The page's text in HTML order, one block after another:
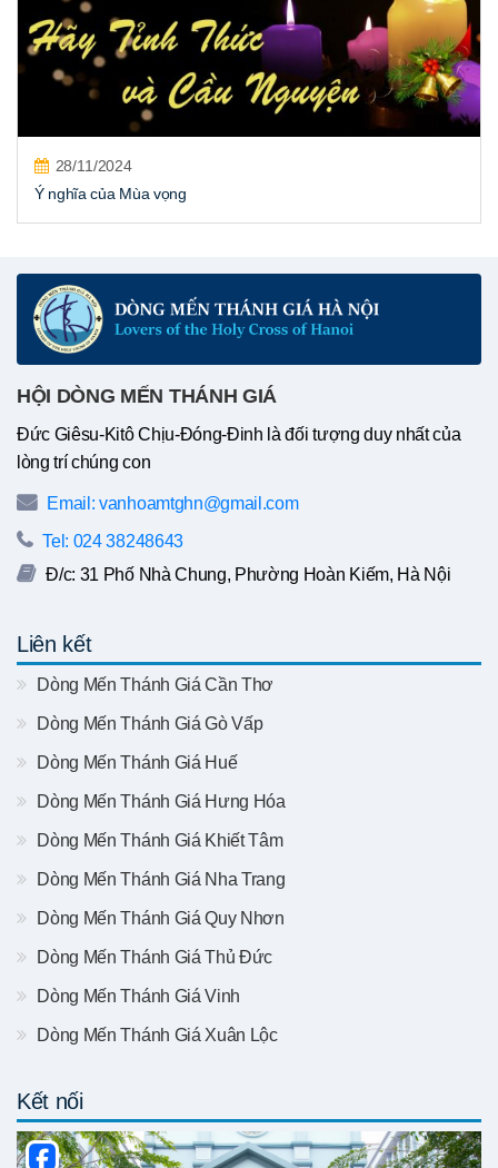
28/11/2024
Ý nghĩa của Mùa vọng
HỘI DÒNG MẾN THÁNH GIÁ
Đức Giêsu-Kitô Chịu-Đóng-Đinh là đối tượng duy nhất của
lòng trí chúng con
Email: vanhoamtghn@gmail.com
Tel: 024 38248643
Đ/c: 31 Phố Nhà Chung, Phường Hoàn Kiếm, Hà Nội
Liên kết
Dòng Mến Thánh Giá Cần Thơ
Dòng Mến Thánh Giá Gò Vấp
Dòng Mến Thánh Giá Huế
Dòng Mến Thánh Giá Hưng Hóa
Dòng Mến Thánh Giá Khiết Tâm
Dòng Mến Thánh Giá Nha Trang
Dòng Mến Thánh Giá Quy Nhơn
Dòng Mến Thánh Giá Thủ Đức
Dòng Mến Thánh Giá Vinh
Dòng Mến Thánh Giá Xuân Lộc
Kết nối